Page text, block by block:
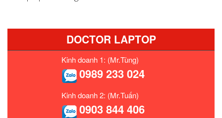
DOCTOR LAPTOP
Kinh doanh 1: (Mr.Tùng)
0989 233 024
Kinh doanh 2: (Mr.Tuấn)
0903 844 406